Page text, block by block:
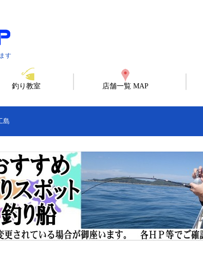
す
釣り教室 店舗一覧 MAP
島